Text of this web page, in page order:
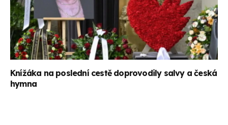
Knížáka na poslední cestě doprovodily salvy a česká
hymna